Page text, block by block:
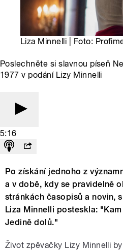
Liza Minnelli | Foto:
Poslechněte si slavnou píseň
1977 v podání Lizy Minnelli
5:16
Po získání jednoho z
a v době, kdy se pravidelně
stránkách časopisů a novin,
Liza Minnelli posteskla:
Jedině dolů."
Život zpěvačky Lizy Minnelli